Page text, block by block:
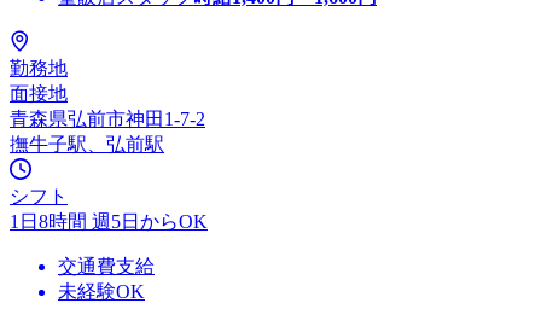
勤務地
面接地
青森県弘前市神田1-7-2
撫牛子駅、弘前駅
シフト
1日8時間 週5日からOK
交通費支給
未経験OK